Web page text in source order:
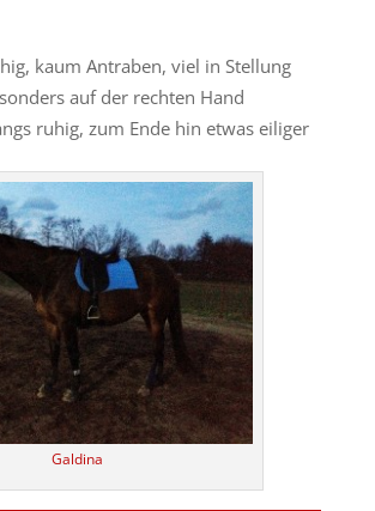
kaum Antraben, viel in Stellung
auf der rechten Hand
ruhig, zum Ende hin etwas eiliger
Galdina